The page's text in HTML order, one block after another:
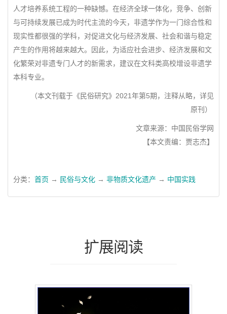
人才培养系统工程的一种缺憾。在经济全球一体化，竞争、创新
与可持续发展已成为时代主流的今天，非遗学作为一门综合性和
现实性都很强的学科，对促进文化与经济发展、社会和谐与稳定
产生的作用将越来越大。因此，为适应社会进步、经济发展和文
化繁荣对非遗专门人才的新需求，建议在文科类高校增设非遗学
本科专业。
（本文刊载于《民俗研究》2021年第5期，注释从略，详见
原刊）
文章来源：中国民俗学网
【本文责编：贾志杰】
分类： 首页 → 民俗与文化 → 非物质文化遗产 → 中国实践
扩展阅读